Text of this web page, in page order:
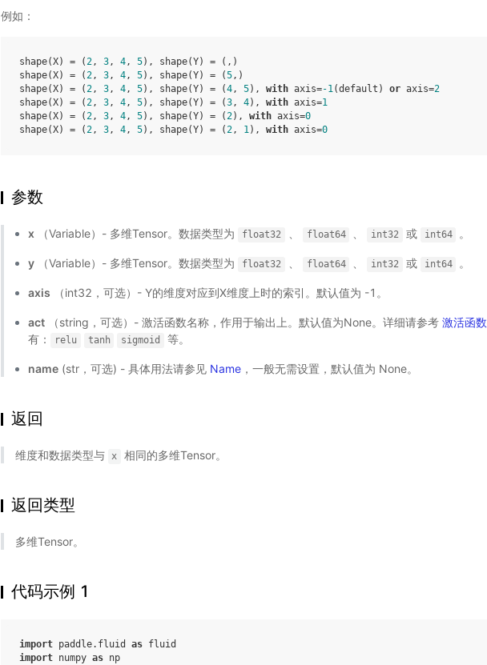
例如：
shape(X) = (2, 3, 4, 5), shape(Y) = (,)
shape(X) = (2, 3, 4, 5), shape(Y) = (5,)
shape(X) = (2, 3, 4, 5), shape(Y) = (4, 5), with axis=-1(default) or axis=2
shape(X) = (2, 3, 4, 5), shape(Y) = (3, 4), with axis=1
shape(X) = (2, 3, 4, 5), shape(Y) = (2), with axis=0
shape(X) = (2, 3, 4, 5), shape(Y) = (2, 1), with axis=0
参数
x （Variable）- 多维Tensor。数据类型为 float32 float64 int32 或 int64 。
y （Variable）- 多维Tensor。数据类型为 float32 float64 int32 或 int64 。
axis （int32，可选）- Y的维度对应到X维度上时的索引。默认值为 -1。
act （string，可选）- 激活函数名称，作用于输出上。默认值为None。详细请参考激活函数
有：
relu tanh sigmoid 等。
name (str，可选) - 具体用法请参见 Name ，一般无需设置，默认值为 None。
返回
维度和数据类型与 x 相同的多维Tensor。
返回类型
多维Tensor。
代码示例 1
import paddle.fluid as fluid
import numpy as np